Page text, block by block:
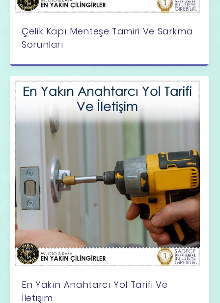
Çelik Kapı Menteşe Tamiri Ve Sarkma
Sorunları
En Yakın Anahtarcı Yol Tarifi Ve
İletişim